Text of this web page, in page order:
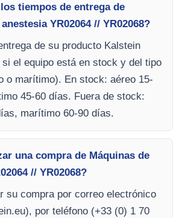
tiempos de entrega de
YR02064 // YR02068?
de su producto Kalstein
si el equipo está en stock y del tipo
o marítimo). En stock: aéreo 15-
45-60 días. Fuera de stock:
marítimo 60-90 días.
una compra de Máquinas de
// YR02068?
su compra por correo electrónico
), por teléfono (+33 (0) 1 70